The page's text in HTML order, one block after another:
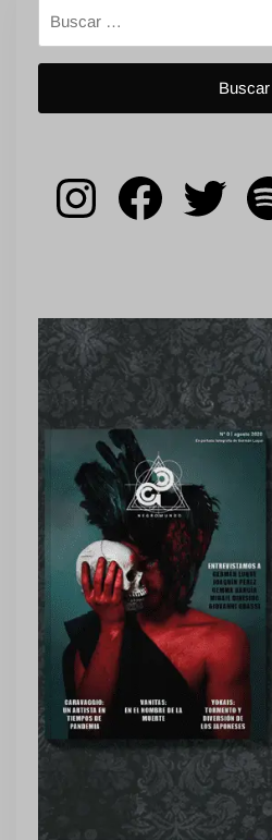
Instagram